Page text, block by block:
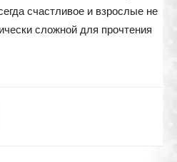
счастливое и взрослые не
сложной для прочтения